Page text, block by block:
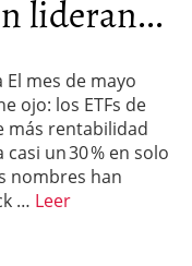
lideran...
El mes de mayo
ojo: los ETFs de
más rentabilidad
un 30 % en solo
nombres han
… Leer